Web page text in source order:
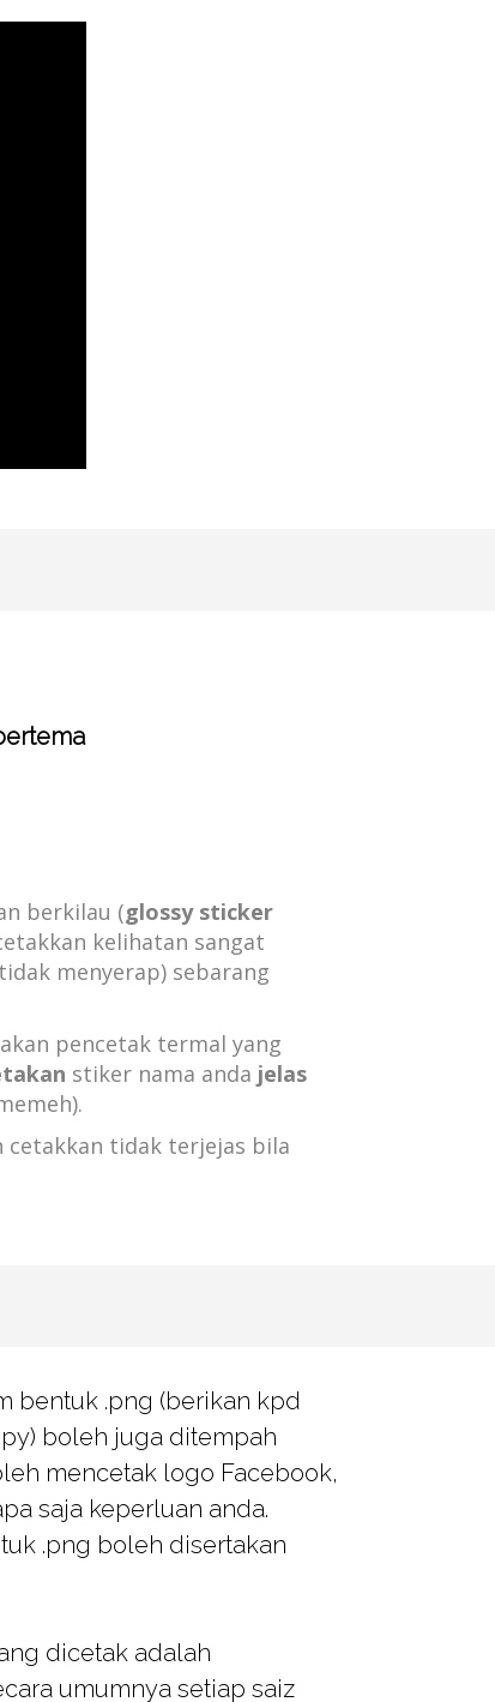
berkilau (glossy sticker
kelihatan sangat
menyerap) sebarang
pencetak termal yang
stiker nama anda jelas
cetakkan tidak terjejas bila
bentuk .png (berikan kpd
boleh juga ditempah
mencetak logo Facebook,
saja keperluan anda.
.png boleh disertakan
dicetak adalah
umumnya setiap saiz